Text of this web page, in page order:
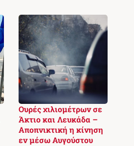
Ουρές χιλιομέτρων σε
Άκτιο και Λευκάδα –
Αποπνικτική η κίνηση
εν μέσω Αυγούστου